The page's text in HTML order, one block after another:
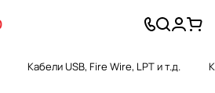
Кабели USB, Fire Wire, LPT и т.д.